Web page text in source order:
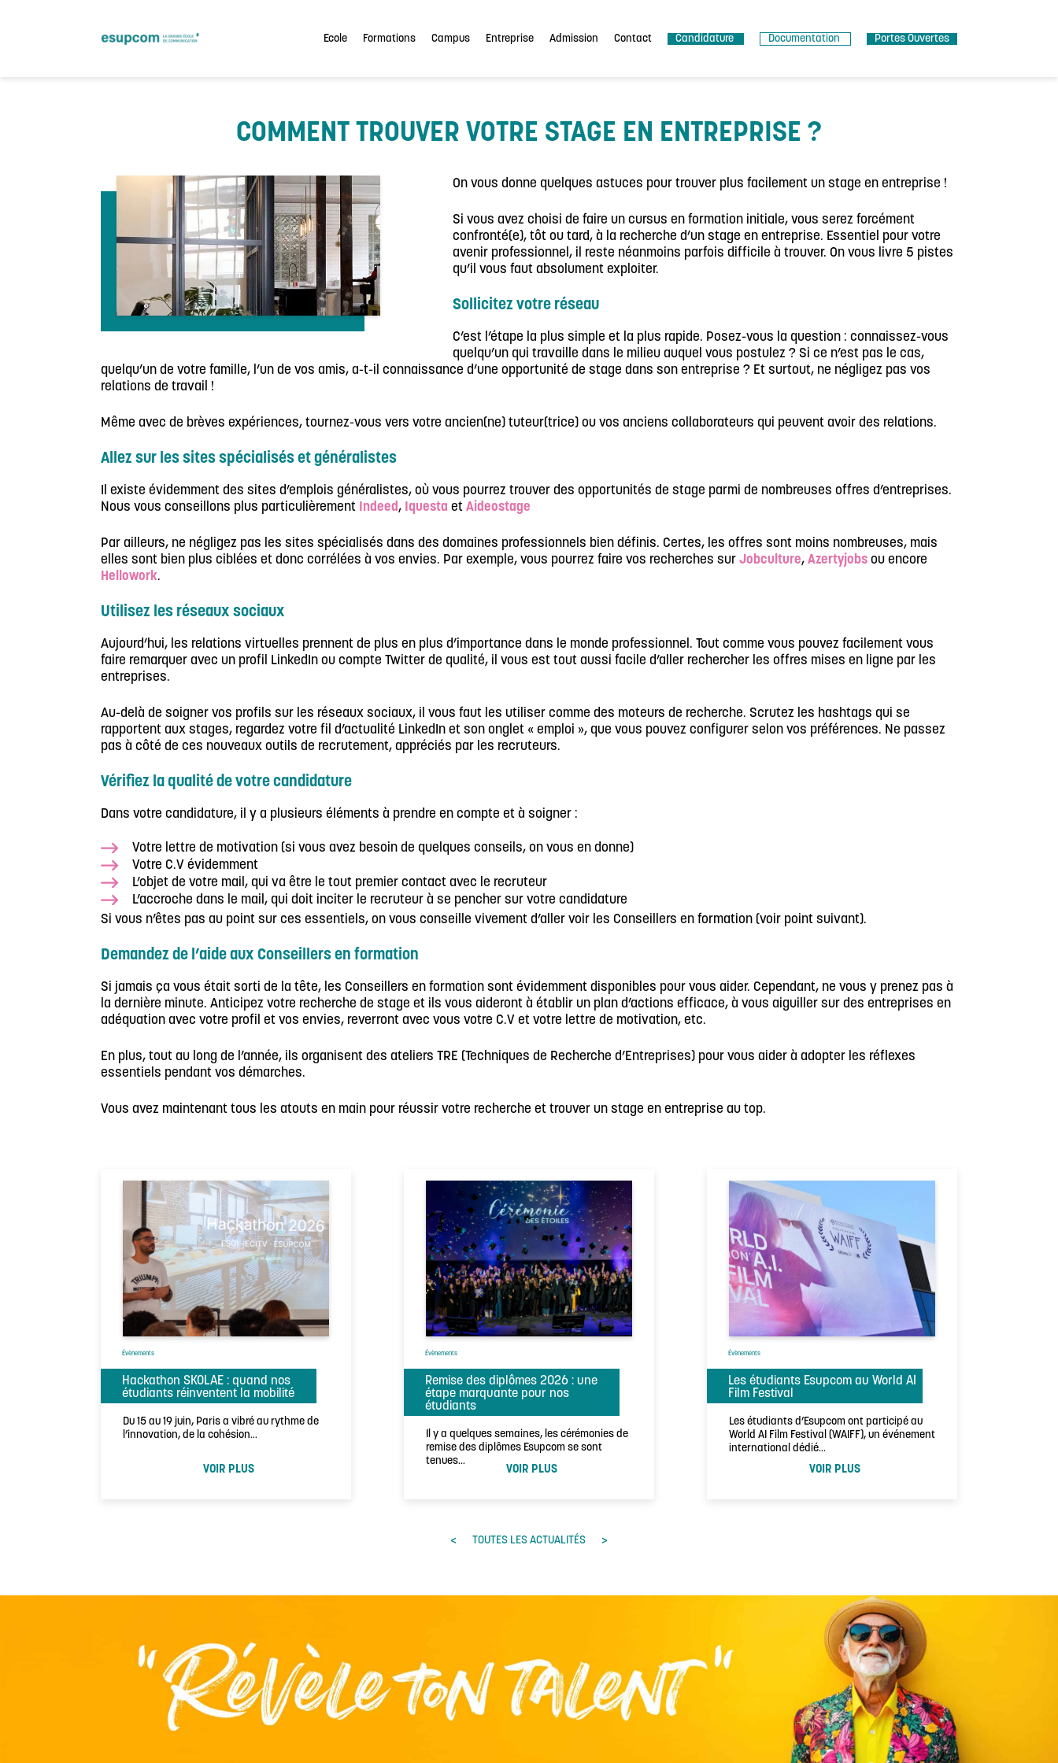
Ecole Formations Campus Entreprise Admission Contact Candidature Documentation Portes Ouvertes
COMMENT TROUVER VOTRE STAGE EN ENTREPRISE ?
On vous donne quelques astuces pour trouver plus facilement un stage en entreprise !
Si vous avez choisi de faire un cursus en formation initiale, vous serez forcément
confronté(e), tôt ou tard, à la recherche d’un stage en entreprise. Essentiel pour votre
avenir professionnel, il reste néanmoins parfois difficile à trouver. On vous livre 5 pistes
qu’il vous faut absolument exploiter.
Sollicitez votre réseau
C’est l’étape la plus simple et la plus rapide. Posez-vous la question : connaissez-vous
quelqu’un qui travaille dans le milieu auquel vous postulez ? Si ce n’est pas le cas,
quelqu’un de votre famille, l’un de vos amis, a-t-il connaissance d’une opportunité de stage dans son entreprise ? Et surtout, ne négligez pas vos
relations de travail !
Même avec de brèves expériences, tournez-vous vers votre ancien(ne) tuteur(trice) ou vos anciens collaborateurs qui peuvent avoir des relations.
Allez sur les sites spécialisés et généralistes
Il existe évidemment des sites d’emplois généralistes, où vous pourrez trouver des opportunités de stage parmi de nombreuses offres d’entreprises.
Nous vous conseillons plus particulièrement Indeed , Iquesta et Aideostage
Par ailleurs, ne négligez pas les sites spécialisés dans des domaines professionnels bien définis. Certes, les offres sont moins nombreuses, mais
elles sont bien plus ciblées et donc corrélées à vos envies. Par exemple, vous pourrez faire vos recherches sur Jobculture, Azertyjobs ou encore
Hellowork.
Utilisez les réseaux sociaux
Aujourd’hui, les relations virtuelles prennent de plus en plus d’importance dans le monde professionnel. Tout comme vous pouvez facilement vous
faire remarquer avec un profil LinkedIn ou compte Twitter de qualité, il vous est tout aussi facile d’aller rechercher les offres mises en ligne par les
entreprises.
Au-delà de soigner vos profils sur les réseaux sociaux, il vous faut les utiliser comme des moteurs de recherche. Scrutez les hashtags qui se
rapportent aux stages, regardez votre fil d’actualité LinkedIn et son onglet « emploi », que vous pouvez configurer selon vos préférences. Ne passez
pas à côté de ces nouveaux outils de recrutement, appréciés par les recruteurs.
Vérifiez la qualité de votre candidature
Dans votre candidature, il y a plusieurs éléments à prendre en compte et à soigner :
Votre lettre de motivation (si vous avez besoin de quelques conseils, on vous en donne)
Votre C.V évidemment
L’objet de votre mail, qui va être le tout premier contact avec le recruteur
L’accroche dans le mail, qui doit inciter le recruteur à se pencher sur votre candidature
Si vous n’êtes pas au point sur ces essentiels, on vous conseille vivement d’aller voir les Conseillers en formation (voir point suivant).
Demandez de l’aide aux Conseillers en formation
Si jamais ça vous était sorti de la tête, les Conseillers en formation sont évidemment disponibles pour vous aider. Cependant, ne vous y prenez pas à
la dernière minute. Anticipez votre recherche de stage et ils vous aideront à établir un plan d’actions efficace, à vous aiguiller sur des entreprises en
adéquation avec votre profil et vos envies, reverront avec vous votre C.V et votre lettre de motivation, etc.
En plus, tout au long de l’année, ils organisent des ateliers TRE (Techniques de Recherche d’Entreprises) pour vous aider à adopter les réflexes
essentiels pendant vos démarches.
Vous avez maintenant tous les atouts en main pour réussir votre recherche et trouver un stage en entreprise au top.
Évènements
Hackathon SKOLAE : quand nos
étudiants réinventent la mobilité
Du 15 au 19 juin, Paris a vibré au rythme de
l’innovation, de la cohésion…
VOIR PLUS
Évènements
Remise des diplômes 2026 : une
étape marquante pour nos
étudiants
Il y a quelques semaines, les cérémonies de
remise des diplômes Esupcom se sont
tenues…
VOIR PLUS
Évènements
Les étudiants Esupcom au World AI
Film Festival
Les étudiants d’Esupcom ont participé au
World AI Film Festival (WAIFF), un événement
international dédié…
VOIR PLUS
< TOUTES LES ACTUALITÉS >